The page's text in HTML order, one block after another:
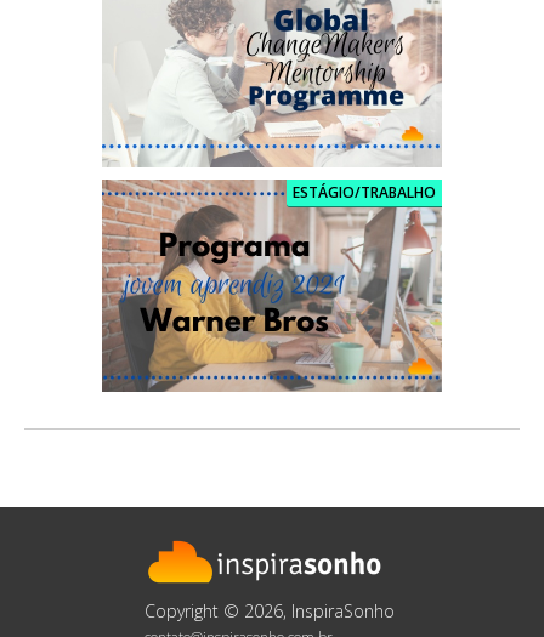
ESTÁGIO/TRABALHO
Copyright © 2026, InspiraSonho